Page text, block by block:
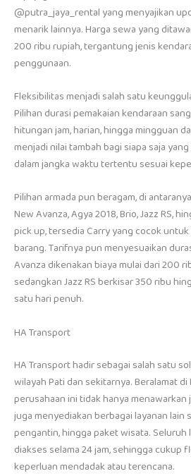
@putra_jaya_rental yang menyajikan
menarik lainnya. Harga sewa yang
200 ribu rupiah, tergantung jenis
penggunaan.
Fleksibilitas menjadi salah satu
Pilihan durasi pemakaian kendaraan
hitungan jam, harian, hingga mingguan
menjadi nilai tambah bagi siapa saja
dalam jangka waktu tertentu sesuai
Pilihan armada pun beragam, di
New Avanza, Agya 2018, Brio, Jazz RS,
pick up, tersedia Carry yang cocok
barang. Tarifnya pun menyesuaikan
Avanza dikenakan biaya mulai dari 200
sedangkan Jazz RS berkisar 350 ribu
satu hari penuh.
HA Transport
HA Transport hadir sebagai salah satu
wilayah Pati dan sekitarnya. Beralamat
perusahaan ini tidak hanya
juga menyediakan berbagai layanan lain
pengantin, hingga paket wisata.
diakses selama 24 jam, sehingga cukup
keperluan mendadak atau terencana.